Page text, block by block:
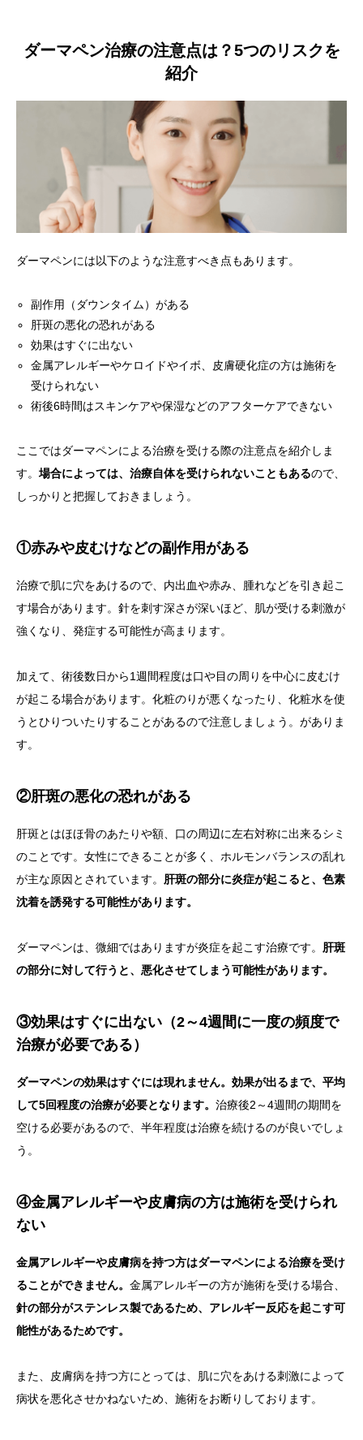
ダーマペン治療の注意点は？5つのリスクを
紹介
ダーマペンには以下のような注意すべき点もあります。
副作用（ダウンタイム）がある
肝斑の悪化の恐れがある
効果はすぐに出ない
金属アレルギーやケロイドやイボ、皮膚硬化症の方は施術を
受けられない
術後6時間はスキンケアや保湿などのアフターケアできない
ここではダーマペンによる治療を受ける際の注意点を紹介しま
す。 場合によっては、治療自体を受けられないこともあるので、
しっかりと把握しておきましょう。
①赤みや皮むけなどの副作用がある
治療で肌に穴をあけるので、内出血や赤み、腫れなどを引き起こ
す場合があります。針を刺す深さが深いほど、肌が受ける刺激が
強くなり、発症する可能性が高まります。
加えて、術後数日から1週間程度は口や目の周りを中心に皮むけ
が起こる場合があります。化粧のりが悪くなったり、化粧水を使
うとひりついたりすることがあるので注意しましょう。がありま
す。
②肝斑の悪化の恐れがある
肝斑とはほほ骨のあたりや額、口の周辺に左右対称に出来るシミ
のことです。女性にできることが多く、ホルモンバランスの乱れ
が主な原因とされています。 肝斑の部分に炎症が起こると、色素
沈着を誘発する可能性があります。
ダーマペンは、微細ではありますが炎症を起こす治療です。 肝斑
の部分に対して行うと、悪化させてしまう可能性があります。
③効果はすぐに出ない（2～4週間に一度の頻度で
治療が必要である）
ダーマペンの効果はすぐには現れません。効果が出るまで、平均
して5回程度の治療が必要となります。 治療後2～4週間の期間を
空ける必要があるので、半年程度は治療を続けるのが良いでしょ
う。
④金属アレルギーや皮膚病の方は施術を受けられ
ない
金属アレルギーや皮膚病を持つ方はダーマペンによる治療を受け
ることができません。 金属アレルギーの方が施術を受ける場合、
針の部分がステンレス製であるため、アレルギー反応を起こす可
能性があるためです。
また、皮膚病を持つ方にとっては、肌に穴をあける刺激によって
病状を悪化させかねないため、施術をお断りしております。